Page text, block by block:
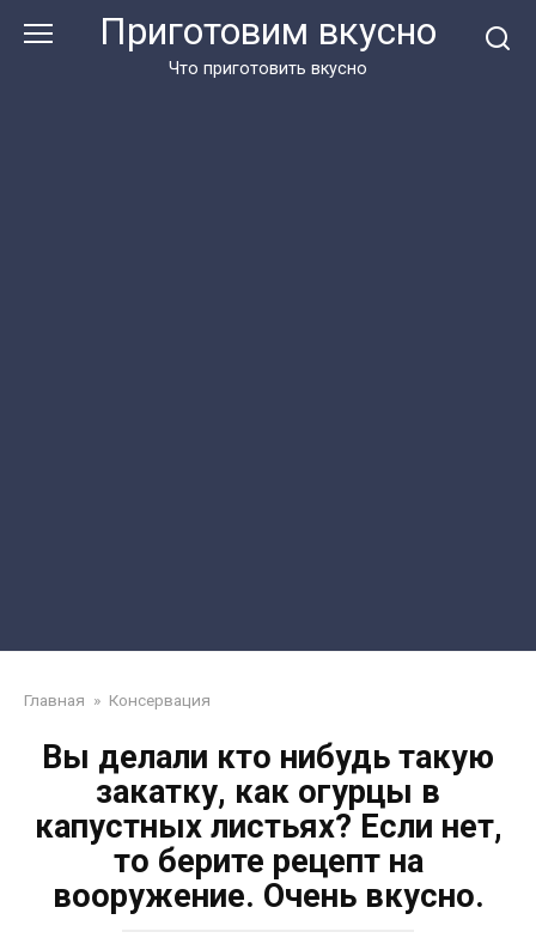
Приготовим вкусно
Что приготовить вкусно
Главная » Консервация
Вы делали кто нибудь такую
закатку, как огурцы в
капустных листьях? Если нет,
то берите рецепт на
вооружение. Очень вкусно.